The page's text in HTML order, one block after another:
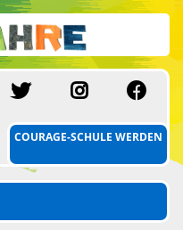
SCHULE MIT
COURAGE-SCHULE WERDEN